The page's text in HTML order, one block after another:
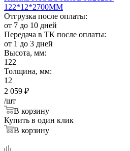
122*12*2700ММ
Отгрузка после оплаты:
от 7 до 10 дней
Передача в ТК после оплаты:
от 1 до 3 дней
Высота, мм:
122
Толщина, мм:
12
2 059 ₽
/шт
В корзину
Купить в один клик
В корзину